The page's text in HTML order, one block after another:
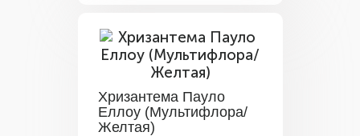
Хризантема Пауло
Еллоу (Мультифлора/
Желтая)